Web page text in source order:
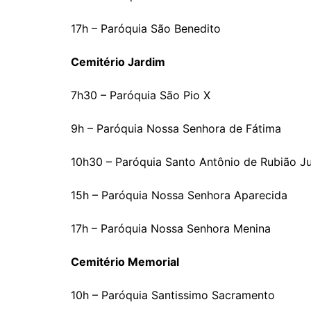
17h – Paróquia São Benedito
Cemitério Jardim
7h30 – Paróquia São Pio X
9h – Paróquia Nossa Senhora de Fátima
10h30 – Paróquia Santo Antônio de Rubião
15h – Paróquia Nossa Senhora Aparecida
17h – Paróquia Nossa Senhora Menina
Cemitério Memorial
10h – Paróquia Santissimo Sacramento